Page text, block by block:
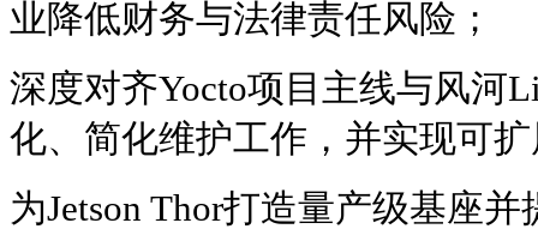
业降低财务与法律责任风险；
深度对齐Yocto项目主线与风河
化、简化维护工作，并实现可
为Jetson Thor打造量产级基座